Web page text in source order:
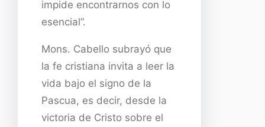
impide encontrarnos con lo
esencial”.
Mons. Cabello subrayó que
la fe cristiana invita a leer la
vida bajo el signo de la
Pascua, es decir, desde la
victoria de Cristo sobre el